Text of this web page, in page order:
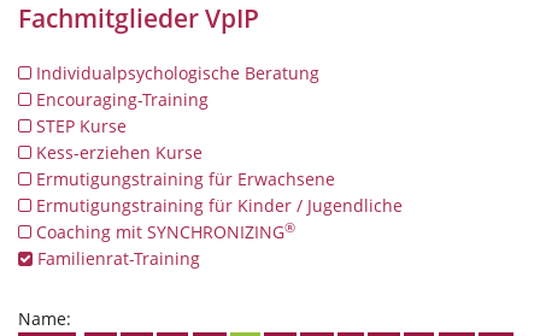
Fachmitglieder VpIP
Individualpsychologische Beratung
Encouraging-Training
STEP Kurse
Kess-erziehen Kurse
Ermutigungstraining für Erwachsene
Ermutigungstraining für Kinder / Jugendliche
Coaching mit SYNCHRONIZING®
Familienrat-Training
Name: